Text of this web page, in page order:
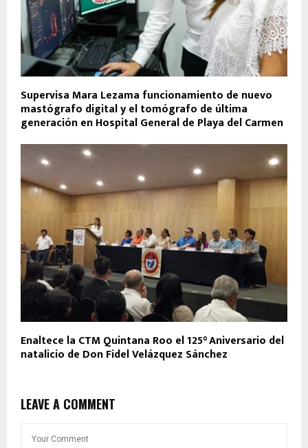
Supervisa Mara Lezama funcionamiento de nuevo
mastógrafo digital y el tomógrafo de última
generación en Hospital General de Playa del Carmen
Enaltece la CTM Quintana Roo el 125° Aniversario del
natalicio de Don Fidel Velázquez Sánchez
LEAVE A COMMENT